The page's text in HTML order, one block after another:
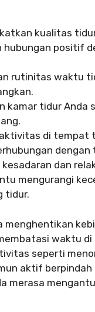
kualitas
hubungan positif
rutinitas waktu
kamar tidur Anda
di tempat
dengan
dan
mengurangi
tidur.
menghentikan
waktu
seperti
aktif
merasa